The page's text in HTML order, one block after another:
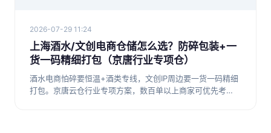
2026-07-29 11:24
上海酒水/文创电商仓储怎么选？防碎包装+一
货一码精细打包（京唐行业专项仓）
酒水电商怕碎要恒温+酒类专线，文创IP周边要一货一码精细
打包。京唐云仓行业专项方案，数百单以上商家可优先考